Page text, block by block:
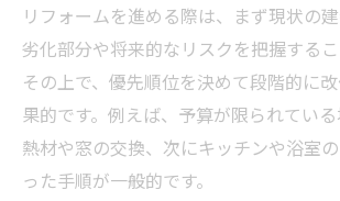
リフォームで長期的な資産価
法
リフォーム選択が将来の家族
影響
リフォーム後の維持管理と安
重要性
リフォームを進める際は、まず現状の建
劣化部分や将来的なリスクを把握するこ
その上で、優先順位を決めて段階的に
果的です。例えば、予算が限られてい
熱材や窓の交換、次にキッチンや浴室
った手順が一般的です。